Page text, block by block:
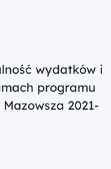
wydatków i
programu
2021-